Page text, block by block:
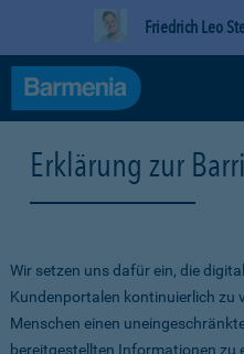
Friedrich Leo
Erklärung zur
Wir setzen uns dafür ein, die
Kundenportalen kontinuierlich zu
Menschen einen
bereitgestellten Informationen zu